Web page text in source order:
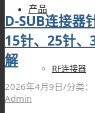
产品
RF连接器
D-SUB连接器
15针、25针、
解
2026年4月9日/分类：
Admin